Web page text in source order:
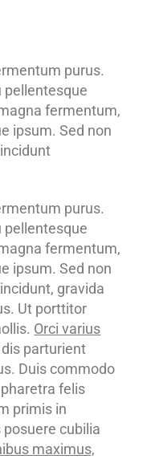
purus.
pellentesque
fermentum,
ipsum. Sed non
purus.
pellentesque
fermentum,
ipsum. Sed non
gravida
Ut porttitor
Orci varius
parturient
Duis commodo
felis
primis in
cubilia
maximus,